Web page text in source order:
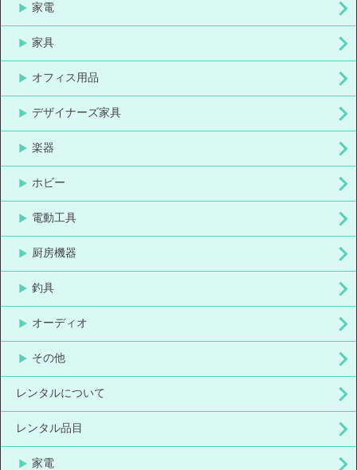
家電
家具
オフィス用品
デザイナーズ家具
楽器
ホビー
電動工具
厨房機器
釣具
オーディオ
その他
レンタルについて
レンタル品目
家電